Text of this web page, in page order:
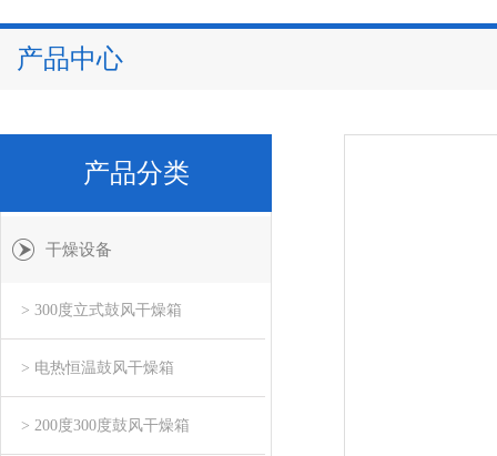
产品中心
产品分类
干燥设备
> 300度立式鼓风干燥箱
> 电热恒温鼓风干燥箱
> 200度300度鼓风干燥箱